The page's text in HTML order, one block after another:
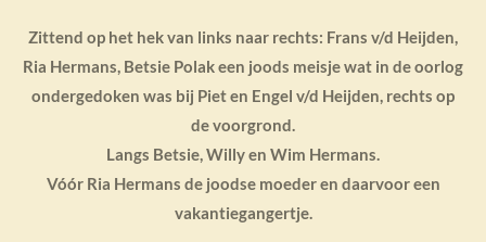
Zittend op het hek van links naar rechts: Frans v/d Heijden,
Ria Hermans, Betsie Polak een joods meisje wat in de oorlog
ondergedoken was bij Piet en Engel v/d Heijden, rechts op
de voorgrond.
Langs Betsie, Willy en Wim Hermans.
Vóór Ria Hermans de joodse moeder en daarvoor een
vakantiegangertje.